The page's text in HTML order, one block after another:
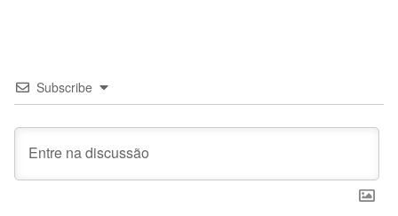
Subscribe